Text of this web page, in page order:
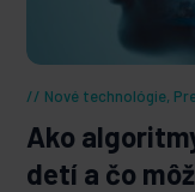
Nové technológie,
Ako
detí a čo